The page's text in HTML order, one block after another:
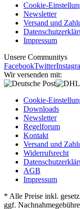
Cookie-
Newsletter
Versand und
Impressum
Unsere Communitys
FacebookTwitter
Wir versenden mit:
Cookie-
Downloads
Newsletter
Regelforum
Kontakt
Versand und
Widerrufsrecht
AGB
Impressum
* Alle Preise inkl.
ggf.